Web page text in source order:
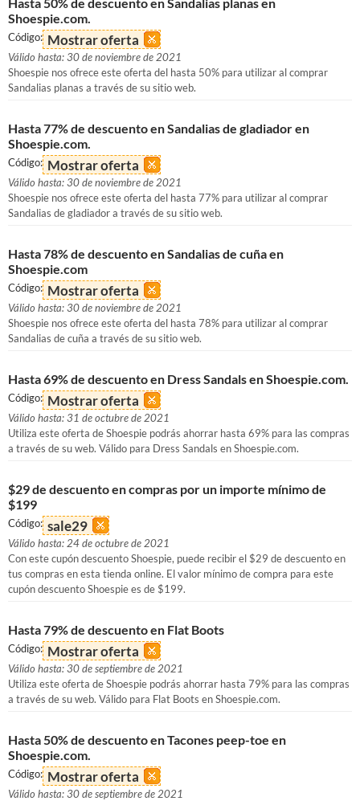
Shoespie.com.
Código: Mostrar oferta
Válido hasta: 30 de noviembre de 2021
Shoespie nos ofrece este oferta del hasta 50% para utilizar al comprar
Sandalias planas a través de su sitio web.
Hasta 77% de descuento en Sandalias de gladiador en
Shoespie.com.
Código: Mostrar oferta
Válido hasta: 30 de noviembre de 2021
Shoespie nos ofrece este oferta del hasta 77% para utilizar al comprar
Sandalias de gladiador a través de su sitio web.
Hasta 78% de descuento en Sandalias de cuña en
Shoespie.com
Código: Mostrar oferta
Válido hasta: 30 de noviembre de 2021
Shoespie nos ofrece este oferta del hasta 78% para utilizar al comprar
Sandalias de cuña a través de su sitio web.
Hasta 69% de descuento en Dress Sandals en Shoespie.com.
Código: Mostrar oferta
Válido hasta: 31 de octubre de 2021
Utiliza este oferta de Shoespie podrás ahorrar hasta 69% para las compras
a través de su web. Válido para Dress Sandals en Shoespie.com.
$29 de descuento en compras por un importe mínimo de
$199
Código: sale29
Válido hasta: 24 de octubre de 2021
Con este cupón descuento Shoespie, puede recibir el $29 de descuento en
tus compras en esta tienda online. El valor mínimo de compra para este
cupón descuento Shoespie es de $199.
Hasta 79% de descuento en Flat Boots
Código: Mostrar oferta
Válido hasta: 30 de septiembre de 2021
Utiliza este oferta de Shoespie podrás ahorrar hasta 79% para las compras
a través de su web. Válido para Flat Boots en Shoespie.com.
Hasta 50% de descuento en Tacones peep-toe en
Shoespie.com.
Código: Mostrar oferta
Válido hasta: 30 de septiembre de 2021